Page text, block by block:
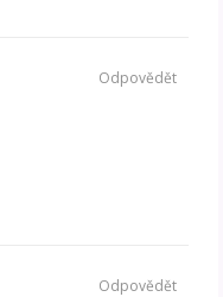
Odpovědět
Odpovědět